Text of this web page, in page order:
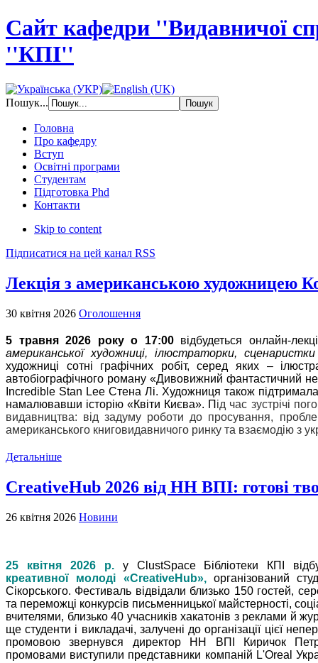
Сайт кафедри ''Видавничої
''КПІ''
Пошук...
Головна
Про кафедру
Вступ
Освітні програми
Студентам
Підготовка Phd
Контакти
Skip to content
Підписатися на цей канал RSS
Лекція з американською художницею
30 квітня 2026 Оголошення
5 травня 2026 року о 17:00відбудеться онлайн-
американської художниці, ілюстраторки,
художниці сотні графічних робіт, серед яких –
автобіографічного роману «Дивовижний фантастичний
Incredible Stan Lee Стена Лі. Художниця також підтримала
намалювавши історію «Квіти Києва». П ід час зустрічі
видавництва: від задуму роботи до просування,
американського книговидавничого ринку та взаємодію з
Детальніше
CreativeHub 2026 від НН ВПІ: готові
26 квітня 2026 Новини
25 квітня 2026 р.у ClustSpace Бібліотеки КПІ
креативної молоді «CreativeHub», організований
Сікорського. Фестиваль відвідали близько 150 гостей,
та переможці конкурсів письменницької майстерності,
вчителями, близько 40 учасників хакатонів з реклами й
ще студенти і викладачі, залучені до організації цієї
промовою звернувся директор НН ВПІ Киричок
промовами виступили представники компаній L'Oreal